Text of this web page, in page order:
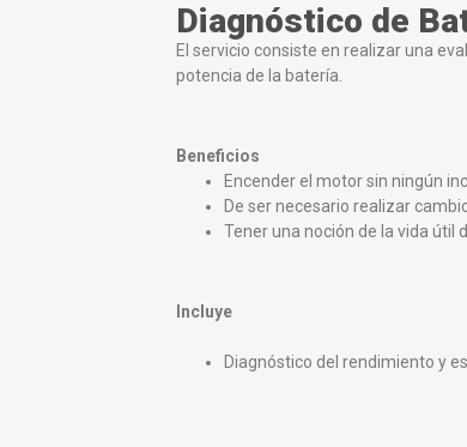
Diagnóstico de
El servicio consiste en realizar una
potencia de la batería.
Beneficios
Encender el motor sin ningún
De ser necesario realizar
Tener una noción de la vida útil
Incluye
Diagnóstico del rendimiento y